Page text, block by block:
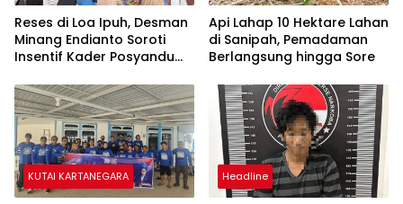
Reses di Loa Ipuh, Desman
Minang Endianto Soroti
Insentif Kader Posyandu
Api Lahap 10 Hektare Lahan
di Sanipah, Pemadaman
Berlangsung hingga Sore
KUTAI KARTANEGARA Headline